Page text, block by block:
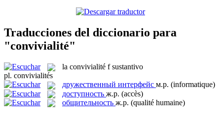
Traducciones del diccionario para
"convivialité"
la convivialité f sustantivo
pl. convivialités
дружественный интерфейс м.р. (informatique)
доступность ж.р. (accès)
общительность ж.р. (qualité humaine)